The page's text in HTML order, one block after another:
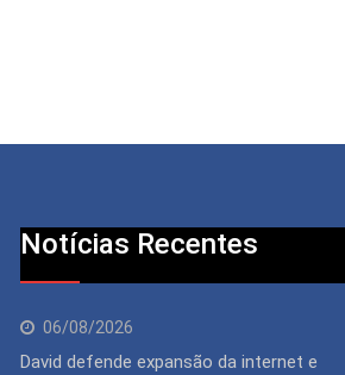
Notícias Recentes
06/08/2026
David defende expansão da internet e